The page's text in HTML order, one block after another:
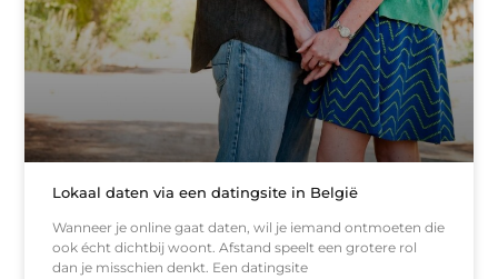
Lokaal daten via een datingsite in België
Wanneer je online gaat daten, wil je iemand ontmoeten die
ook écht dichtbij woont. Afstand speelt een grotere rol
dan je misschien denkt. Een datingsite